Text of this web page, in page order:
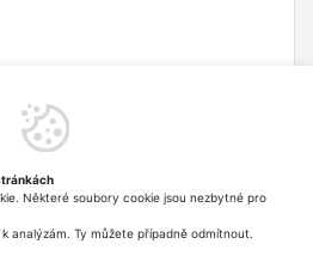
Některé soubory cookie jsou nezbytné pro
analýzám. Ty můžete případně odmítnout.